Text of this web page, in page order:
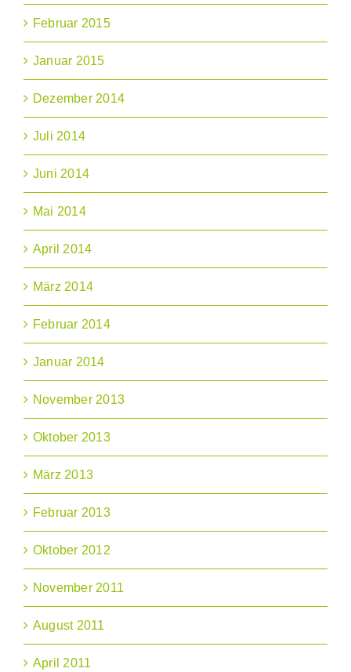
Februar 2015
Januar 2015
Dezember 2014
Juli 2014
Juni 2014
Mai 2014
April 2014
März 2014
Februar 2014
Januar 2014
November 2013
Oktober 2013
März 2013
Februar 2013
Oktober 2012
November 2011
August 2011
April 2011